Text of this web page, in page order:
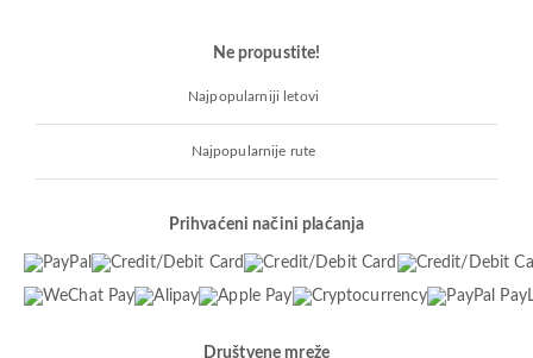
Ne propustite!
Najpopularniji letovi
Najpopularnije rute
Prihvaćeni načini plaćanja
Društvene mreže